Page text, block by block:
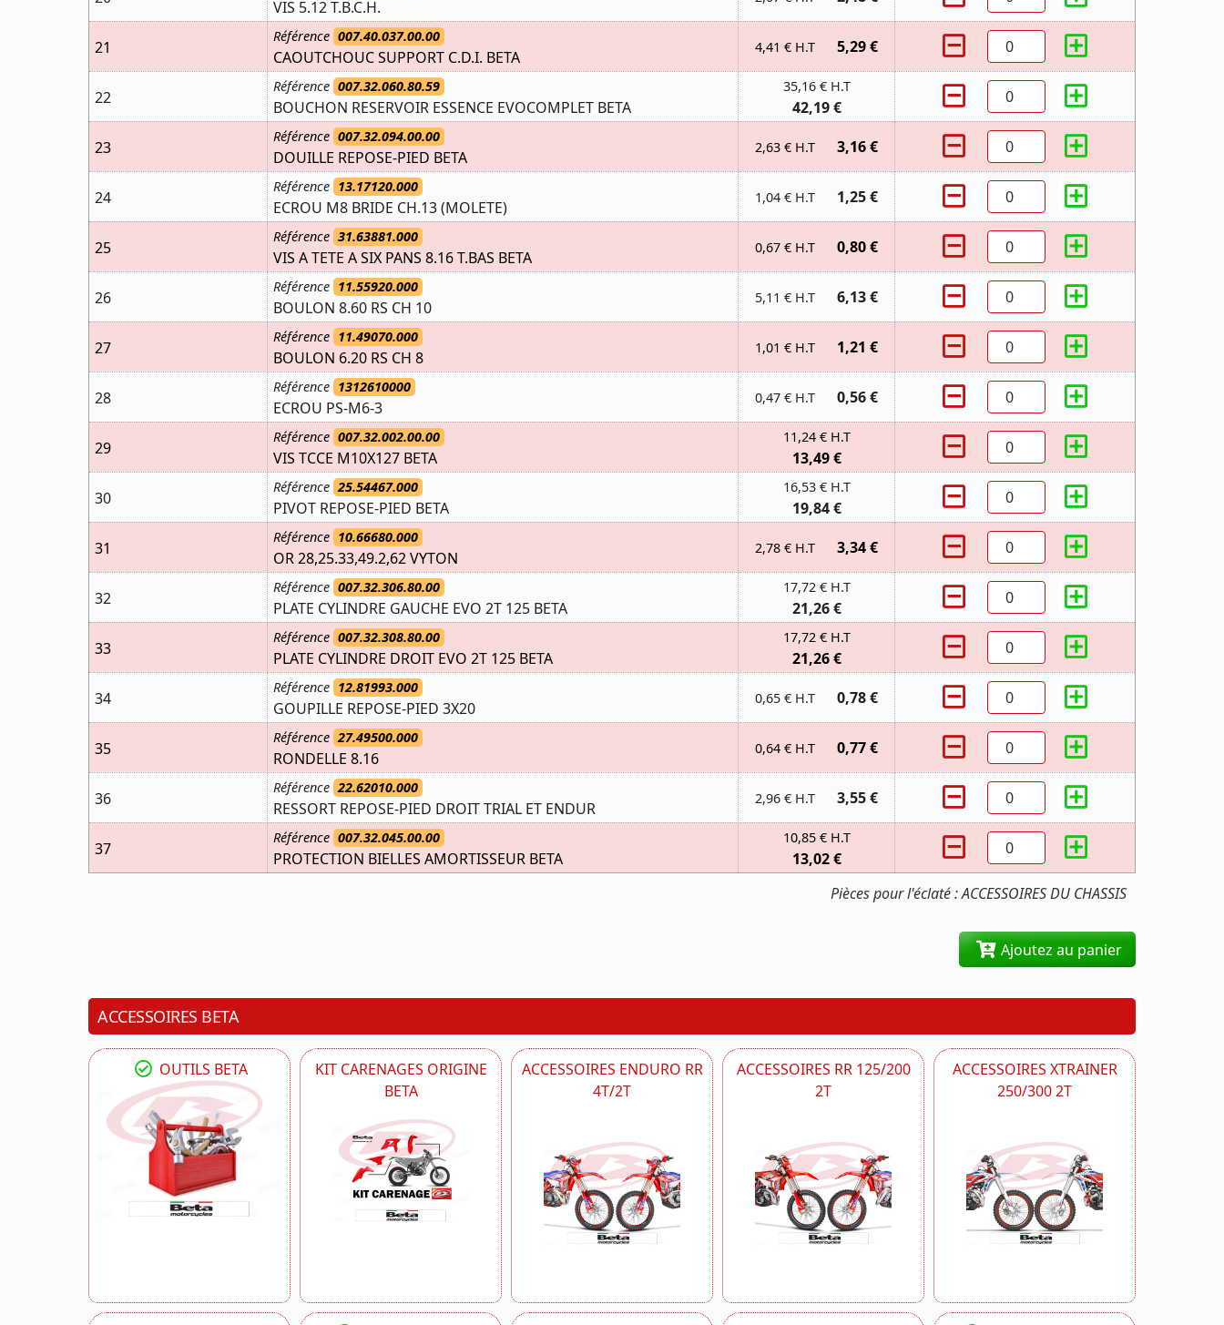
Pièces pour l'éclaté : ACCESSOIRES DU CHASSIS
VIS 5.12 T.B.C.H.
21
Référence 007.40.037.00.00
CAOUTCHOUC SUPPORT C.D.I. BETA
4,41 € H.T 5,29 €
22
Référence 007.32.060.80.59
BOUCHON RESERVOIR ESSENCE EVOCOMPLET BETA
35,16 € H.T
42,19 €
23
Référence 007.32.094.00.00
DOUILLE REPOSE-PIED BETA
2,63 € H.T 3,16 €
24
Référence 13.17120.000
ECROU M8 BRIDE CH.13 (MOLETE)
1,04 € H.T 1,25 €
25
Référence 31.63881.000
VIS A TETE A SIX PANS 8.16 T.BAS BETA
0,67 € H.T 0,80 €
26
Référence 11.55920.000
BOULON 8.60 RS CH 10
5,11 € H.T 6,13 €
27
Référence 11.49070.000
BOULON 6.20 RS CH 8
1,01 € H.T 1,21 €
28
Référence 1312610000
ECROU PS-M6-3
0,47 € H.T 0,56 €
29
Référence 007.32.002.00.00
VIS TCCE M10X127 BETA
11,24 € H.T
13,49 €
30
Référence 25.54467.000
PIVOT REPOSE-PIED BETA
16,53 € H.T
19,84 €
31
Référence 10.66680.000
OR 28,25.33,49.2,62 VYTON
2,78 € H.T 3,34 €
32
Référence 007.32.306.80.00
PLATE CYLINDRE GAUCHE EVO 2T 125 BETA
17,72 € H.T
21,26 €
33
Référence 007.32.308.80.00
PLATE CYLINDRE DROIT EVO 2T 125 BETA
17,72 € H.T
21,26 €
34
Référence 12.81993.000
GOUPILLE REPOSE-PIED 3X20
0,65 € H.T 0,78 €
35
Référence 27.49500.000
RONDELLE 8.16
0,64 € H.T 0,77 €
36
Référence 22.62010.000
RESSORT REPOSE-PIED DROIT TRIAL ET ENDUR
2,96 € H.T 3,55 €
37
Référence 007.32.045.00.00
PROTECTION BIELLES AMORTISSEUR BETA
10,85 € H.T
13,02 €
Ajoutez au panier
ACCESSOIRES BETA
OUTILS BETA
KIT CARENAGES ORIGINE
BETA
ACCESSOIRES ENDURO RR
4T/2T
ACCESSOIRES RR 125/200
2T
ACCESSOIRES XTRAINER
250/300 2T